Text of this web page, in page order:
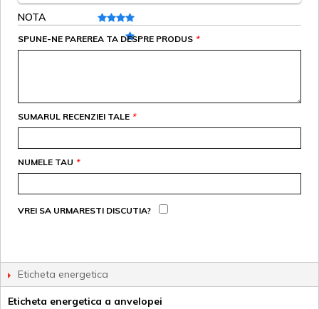
NOTA
*
SPUNE-NE PAREREA TA DESPRE PRODUS
*
SUMARUL RECENZIEI TALE
*
NUMELE TAU
VREI SA URMARESTI DISCUTIA?
Eticheta energetica
Eticheta energetica a anvelopei